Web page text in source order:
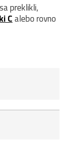
preklikli,
Calebo rovno